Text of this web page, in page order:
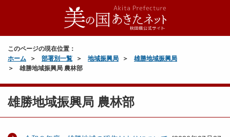
このページの現在位置：
ホーム
部署別一覧 地域振興局
雄勝地域振興局
雄勝地域振興局 農林部
雄勝地域振興局 農林部